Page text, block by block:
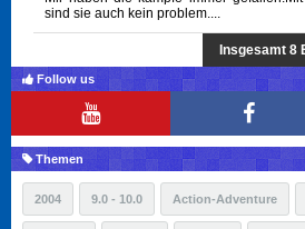
sind sie auch kein problem....
Insgesamt 8
Follow us
Themen
2004 9.0 - 10.0 Action-Adventure